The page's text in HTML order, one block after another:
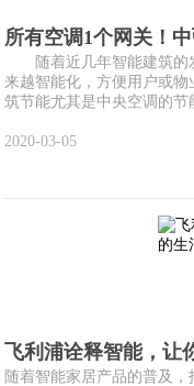
所有空调1个网关！
随着近几年智能建筑的
来越智能化，方便用户或
筑节能尤其是中央空调的节
2020-03-05
飞利浦诠释智能，让
随着智能家居产品的普及，